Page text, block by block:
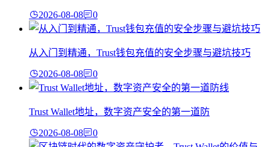
2026-08-08 0
从入门到精通，Trust钱包充值的安全步骤与避坑技巧
2026-08-08 0
Trust Wallet地址，数字资产安全的第一道防
2026-08-08 0